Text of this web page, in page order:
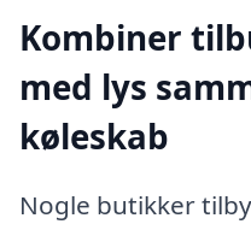
Kombiner
med lys
køleskab
Nogle butikker